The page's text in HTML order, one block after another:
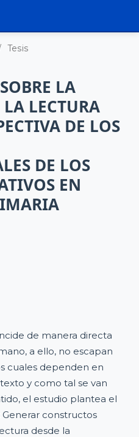
Tesis
LA
LECTURA
DE LOS
DE LOS
EN
de manera directa
a ello, no escapan
cuales dependen en
y como tal se van
el estudio plantea el
constructos
desde la